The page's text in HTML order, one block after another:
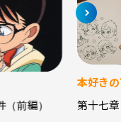
前編）
本好き
第十七